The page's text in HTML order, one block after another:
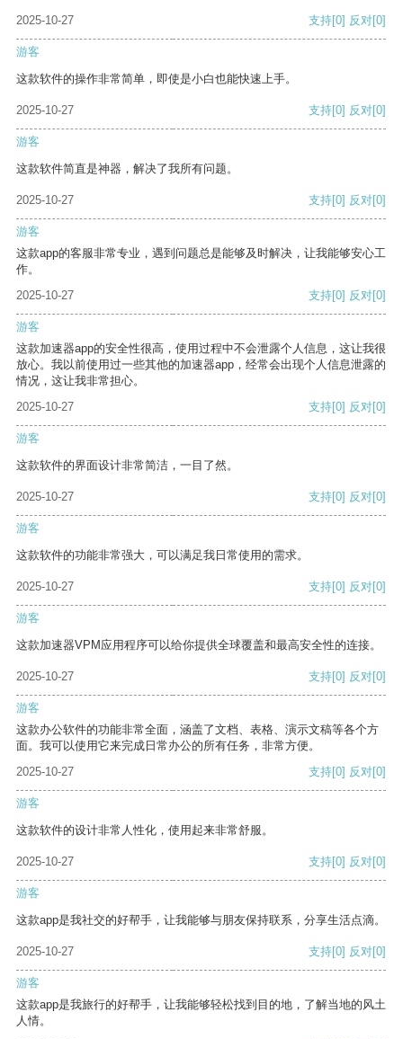
2025-10-27
支持[0] 反对[0]
游客
这款软件的操作非常简单，即使是小白也能快速上手。
2025-10-27 支持[0] 反对[0]
游客
这款软件简直是神器，解决了我所有问题。
2025-10-27 支持[0] 反对[0]
游客
这款app的客服非常专业，遇到问题总是能够及时解决，让我能够安心工
作。
2025-10-27
支持[0] 反对[0]
游客
这款加速器app的安全性很高，使用过程中不会泄露个人信息，这让我很
放心。我以前使用过一些其他的加速器app，经常会出现个人信息泄露的
情况，这让我非常担心。
2025-10-27
支持[0] 反对[0]
游客
这款软件的界面设计非常简洁，一目了然。
2025-10-27 支持[0] 反对[0]
游客
这款软件的功能非常强大，可以满足我日常使用的需求。
2025-10-27 支持[0] 反对[0]
游客
这款加速器VPM应用程序可以给你提供全球覆盖和最高安全性的连接。
2025-10-27 支持[0] 反对[0]
游客
这款办公软件的功能非常全面，涵盖了文档、表格、演示文稿等各个方
面。我可以使用它来完成日常办公的所有任务，非常方便。
2025-10-27
支持[0] 反对[0]
游客
这款软件的设计非常人性化，使用起来非常舒服。
2025-10-27 支持[0] 反对[0]
游客
这款app是我社交的好帮手，让我能够与朋友保持联系，分享生活点滴。
2025-10-27 支持[0] 反对[0]
游客
这款app是我旅行的好帮手，让我能够轻松找到目的地，了解当地的风土
人情。